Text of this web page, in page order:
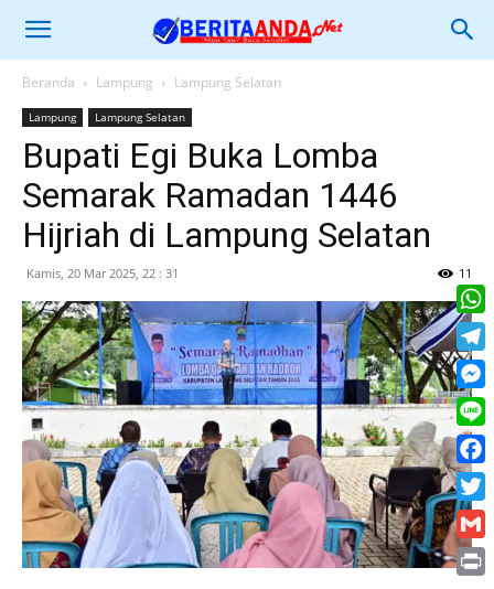
Beranda Lampung Lampung Selatan
Lampung Lampung Selatan
Bupati Egi Buka Lomba
Semarak Ramadan 1446
Hijriah di Lampung Selatan
Kamis, 20 Mar 2025, 22 : 31 11
Line